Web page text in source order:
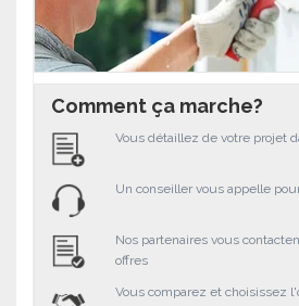
Comment ça marche?
Vous détaillez de votre projet
Un conseiller vous appelle
Nos partenaires vous
offres
Vous comparez et choisissez